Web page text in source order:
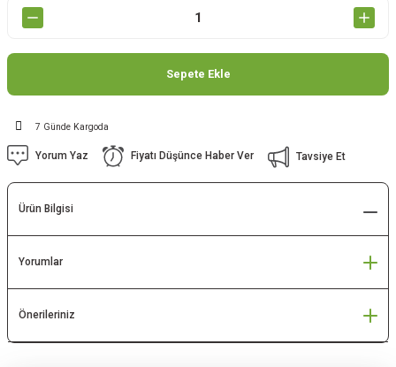
Sepete Ekle
7 Günde Kargoda
Yorum Yaz Fiyatı Düşünce Haber Ver Tavsiye Et
Ürün Bilgisi
Yorumlar
Önerileriniz